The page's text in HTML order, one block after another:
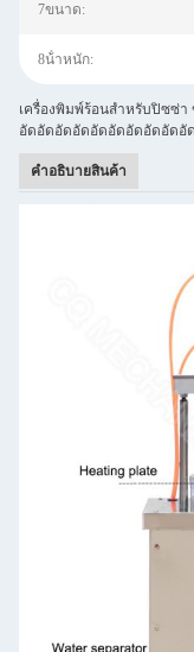
7ขนาด:
8น้ําหนัก:
เครื่องพิมพ์ร้อนสําหรับปิซซ่
อัดอัดอัดอัดอัดอัดอัดอัดอัดอั
คําอธิบายสินค้า